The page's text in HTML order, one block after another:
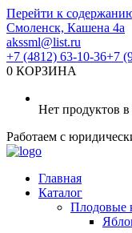
Перейти к
Смоленск, Кашена 4а
akssml@list.ru
+7 (4812) 63-10-36+7
0 КОРЗИНА
Нет продуктов в
Работаем с
Главная
Каталог
Плодовые